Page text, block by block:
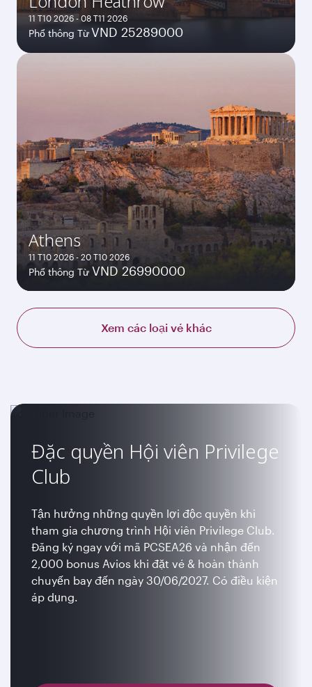
11 T10 2026 - 08 T11 2026
Phổ thông TừVND 25289000
Athens
11 T10 2026 - 20 T10 2026
Phổ thông Từ VND 26990000
Xem các loại vé khác
Đặc quyền Hội viên Privilege
Club
Tận hưởng những quyền lợi độc quyền khi
tham gia chương trình Hội viên Privilege Club.
Đăng ký ngay với mã PCSEA26 và nhận đến
2,000 bonus Avios khi đặt vé & hoàn thành
chuyến bay đến ngày 30/06/2027. Có điều kiện
áp dụng.